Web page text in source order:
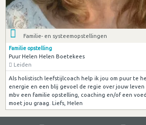
Familie- en systeemopstellingen
Familie opstelling
Puur Helen Helen Boetekees
Leiden
Als holistisch leefstijlcoach help ik jou om puur te
energie en een blij gevoel de regie over jouw
mbv een familie opstelling, coaching en/of een
moet jou graag. Liefs, Helen